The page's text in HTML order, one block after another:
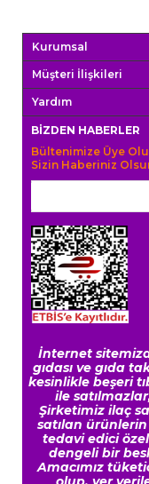
Kurumsal
Müşteri İlişkileri
Yardım
BIZDEN HABERLER
Bültenimize Üye
Sizin Haberiniz
İnternet
gıdası ve gıda
kesinlikle beşeri
ile
Şirketimiz ilaç
satılan
tedavi edici
dengeli bir
Amacımız